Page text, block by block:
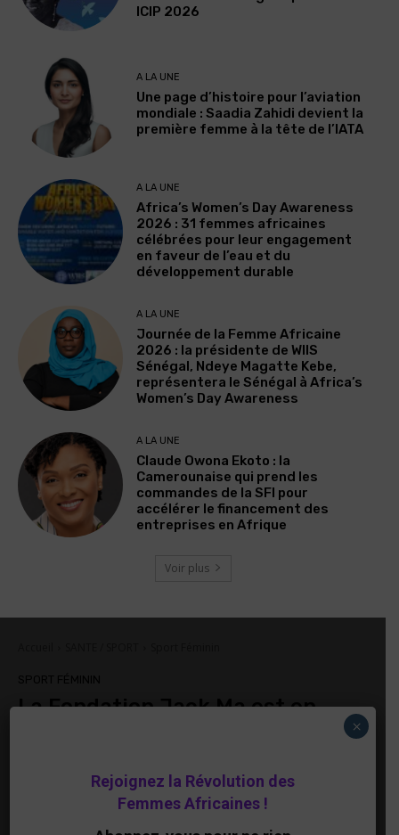
ICIP 2026
A LA UNE
Une page d’histoire pour l’aviation
mondiale : Saadia Zahidi devient la
première femme à la tête de l’IATA
A LA UNE
Africa’s Women’s Day Awareness
2026 : 31 femmes africaines
célébrées pour leur engagement
en faveur de l’eau et du
développement durable
A LA UNE
Journée de la Femme Africaine
2026 : la présidente de WIIS
Sénégal, Ndeye Magatte Kebe,
représentera le Sénégal à Africa’s
Women’s Day Awareness
A LA UNE
Claude Owona Ekoto : la
Camerounaise qui prend les
commandes de la SFI pour
accélérer le financement des
entreprises en Afrique
Voir plus